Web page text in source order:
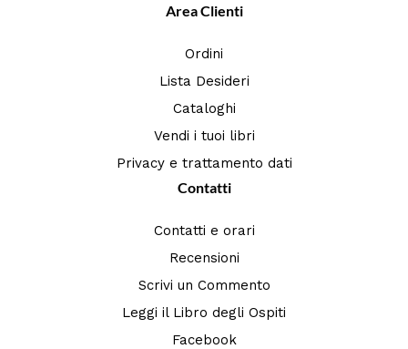
Area Clienti
Ordini
Lista Desideri
Cataloghi
Vendi i tuoi libri
Privacy e trattamento dati
Contatti
Contatti e orari
Recensioni
Scrivi un Commento
Leggi il Libro degli Ospiti
Facebook